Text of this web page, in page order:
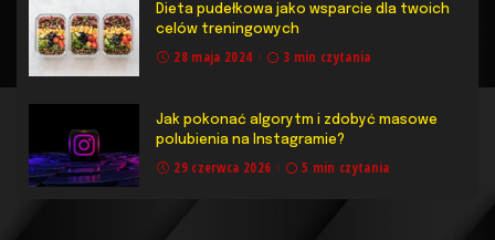
Dieta pudełkowa jako wsparcie dla twoich
celów treningowych
28 maja 2024 3 min czytania
Jak pokonać algorytm i zdobyć masowe
polubienia na Instagramie?
29 czerwca 2026 5 min czytania